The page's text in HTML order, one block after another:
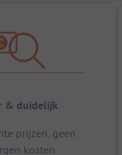
& duidelijk
prijzen, geen
kosten